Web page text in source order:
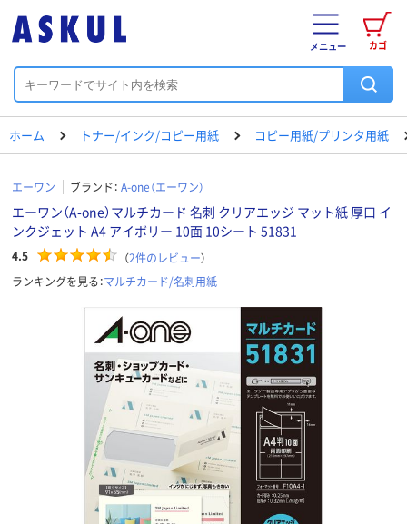
カゴ
メニュー
ホーム トナー/インク/コピー用紙 コピー用紙/プリンタ用紙
エーワン ブランド： A-one（エーワン）
エーワン（A-one）マルチカード 名刺 クリアエッジ マット紙 厚口 イ
ンクジェット A4 アイボリー 10面 10シート 51831
4.5 （2件のレビュー）
ランキングを見る：マルチカード/名刺用紙